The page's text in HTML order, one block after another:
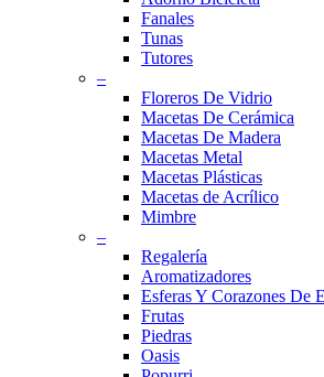
Fanales
Tunas
Tutores
–
Floreros De Vidrio
Macetas De Cerámica
Macetas De Madera
Macetas Metal
Macetas Plásticas
Macetas de Acrílico
Mimbre
–
Regalería
Aromatizadores
Esferas Y Corazones De
Frutas
Piedras
Oasis